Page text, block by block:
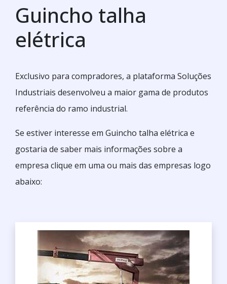
Guincho talha
elétrica
Exclusivo para compradores, a plataforma Soluções
Industriais desenvolveu a maior gama de produtos
referência do ramo industrial.
Se estiver interesse em Guincho talha elétrica e
gostaria de saber mais informações sobre a
empresa clique em uma ou mais das empresas logo
abaixo: